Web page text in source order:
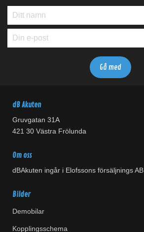
dB Akuten
Gruvgatan 31A
421 30 Västra Frölunda
Om oss
dBAkuten ingår i Elofssons försäljnings AB
Bilder
Demobilar
Kopplingsschema